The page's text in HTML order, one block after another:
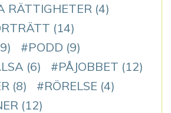
RÄTTIGHETER (4)
(14)
PODD (9)
(6) PÅJOBBET (12)
(8) RÖRELSE (4)
(12)